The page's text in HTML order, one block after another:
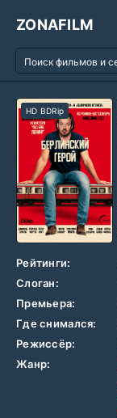
ZONAFILM
HD BDRip
1
2 3 4 5 6
Рейтинги:
Слоган:
Премьера:
Где снимался:
Режиссёр:
Жанр: